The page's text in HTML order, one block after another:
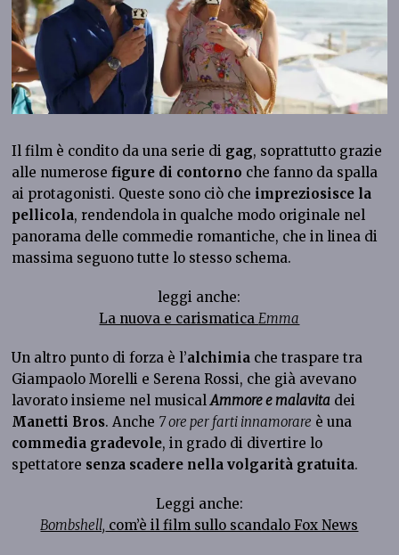
Il film è condito da una serie di gag, soprattutto grazie
alle numerosefigure di contorno che fanno da spalla
ai protagonisti. Queste sono ciò che impreziosisce la
pellicola, rendendola in qualche modo originale nel
panorama delle commedie romantiche, che in linea di
massima seguono tutte lo stesso schema.
leggi anche:
La nuova e carismaticaEmma
Un altro punto di forza è l’alchimia che traspare tra
Giampaolo Morelli e Serena Rossi, che già avevano
lavorato insieme nel musicalAmmore e malavita dei
Manetti Bros. Anche 7 ore per farti innamorare è una
commedia gradevole, in grado di divertire lo
spettatore senza scadere nella volgarità gratuita.
Leggi anche:
Bombshell, com’è il film sullo scandalo Fox News